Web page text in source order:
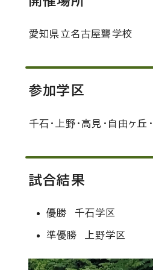
愛知県立名古屋聾学校
参加学区
千石・上野・高見・自由ヶ
試合結果
優勝 千石学区
準優勝 上野学区